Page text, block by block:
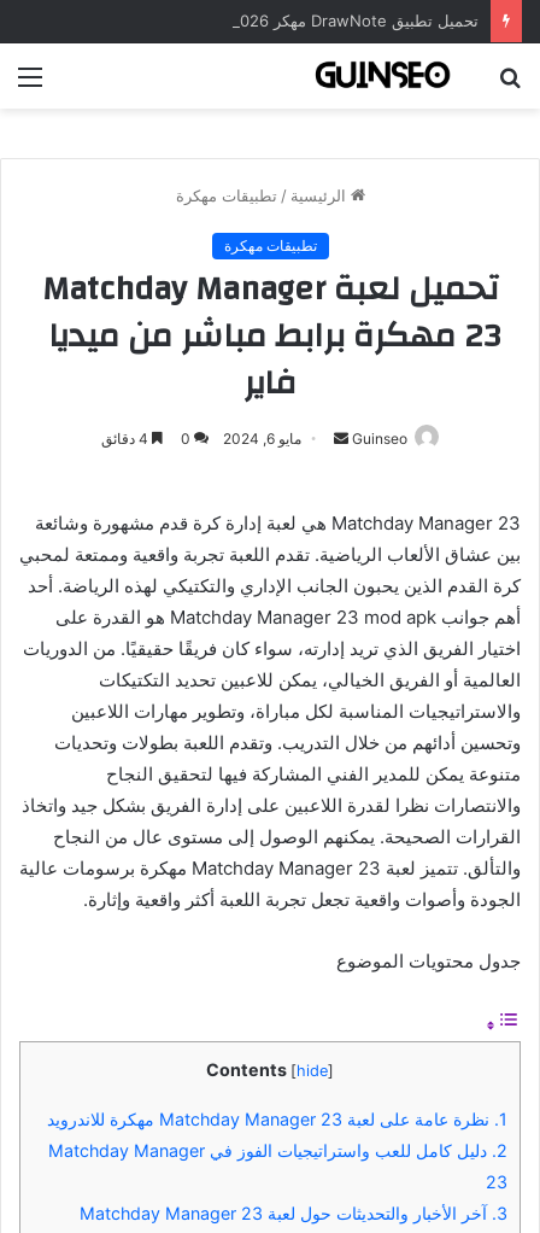
الرئيسية / تطبيقات مهكرة
تطبيقات مهكرة
تحميل لعبة Matchday Manager
23 مهكرة برابط مباشر من ميديا ​​
فاير
Guinseo
أرسل مايو 6, 2024 0
Matchday Manager 23 هي لعبة إدارة كرة قدم مشهورة وشائعة
بين عشاق الألعاب الرياضية. تقدم اللعبة تجربة واقعية وممتعة لمحبي
كرة القدم الذين يحبون الجانب الإداري والتكتيكي لهذه الرياضة. أحد
أهم جوانب Matchday Manager 23 mod apk هو القدرة على
اختيار الفريق الذي تريد إدارته، سواء كان فريقًا حقيقيًا. من الدوريات
العالمية أو الفريق الخيالي، يمكن للاعبين تحديد التكتيكات
والاستراتيجيات المناسبة لكل مباراة، وتطوير مهارات اللاعبين
وتحسين أدائهم من خلال التدريب. وتقدم اللعبة بطولات وتحديات
متنوعة يمكن للمدير الفني المشاركة فيها لتحقيق النجاح
والانتصارات نظرا لقدرة اللاعبين على إدارة الفريق بشكل جيد واتخاذ
القرارات الصحيحة. يمكنهم الوصول إلى مستوى عال من النجاح
والتألق. تتميز لعبة Matchday Manager 23 مهكرة برسومات عالية
الجودة وأصوات واقعية تجعل تجربة اللعبة أكثر واقعية وإثارة.
جدول محتويات الموضوع
Contents [hide]
1. نظرة عامة على لعبة Matchday Manager 23 مهكرة للاندرويد
2.
دليل كامل للعب واستراتيجيات الفوز في Matchday Manager
23
3.
آخر الأخبار والتحديثات حول لعبة Matchday Manager 23